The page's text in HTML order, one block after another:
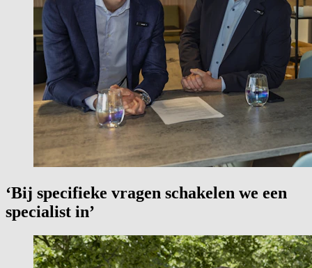
‘Bij specifieke vragen schakelen we een
specialist in’